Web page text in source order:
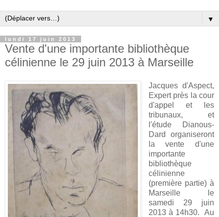
▼
lundi 17 juin 2013
Vente d'une importante bibliothèque
célinienne le 29 juin 2013 à Marseille
Jacques d'Aspect,
Expert près la cour
d'appel et les
tribunaux, et
l'étude Dianous-
Dard organiseront
la vente d'une
importante
bibliothèque
célinienne
(première partie) à
Marseille le
samedi 29 juin
2013 à 14h30. Au